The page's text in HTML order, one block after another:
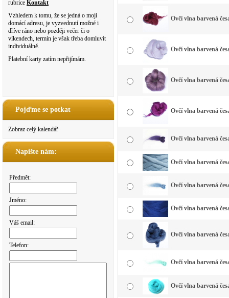
rubrice Kontakt
Vzhledem k tomu, že se jedná o moji
domácí adresu, je vyzvednutí možné i
dříve ráno nebo později večer či o
víkendech, termín je však třeba domluvit
individuálně.
Platební karty zatím nepřijímám.
Pojďme se potkat
Zobraz celý kalendář
Napište nám:
Předmět:
Jméno:
Váš email:
Telefon:
Ovčí vlna barvená
Ovčí vlna barvená
Ovčí vlna barvená
Ovčí vlna barvená
Ovčí vlna barvená
Ovčí vlna barvená
Ovčí vlna barvená
Ovčí vlna barvená
Ovčí vlna barvená
Ovčí vlna barvená
Ovčí vlna barvená